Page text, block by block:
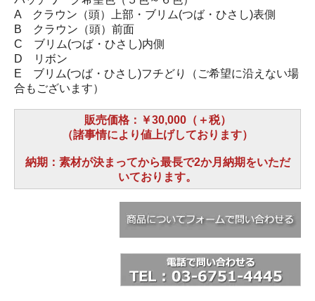
A クラウン（頭）上部・ブリム(つば・ひさし)表側
B クラウン（頭）前面
C ブリム(つば・ひさし)内側
D リボン
E ブリム(つば・ひさし)フチどり（ご希望に沿えない場
合もございます）
販売価格：￥30,000（＋税）
（諸事情により値上げしております）
納期：素材が決まってから最長で2か月納期をいただ
いております。